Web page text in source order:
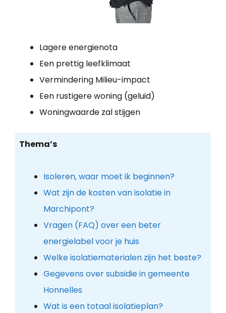
Lagere energienota
Een prettig leefklimaat
Vermindering Milieu-impact
Een rustigere woning (geluid)
Woningwaarde zal stijgen
Thema’s
Isoleren, waar moet ik beginnen?
Wat zijn de kosten van isolatie in
Marchipont?
Vragen (FAQ) over een beter
energielabel voor je huis
Welke isolatiematerialen zijn het beste?
Gegevens over subsidie in gemeente
Honnelles
Wat is een totaal isolatieplan?